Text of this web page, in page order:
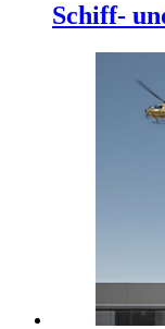
Schiff-